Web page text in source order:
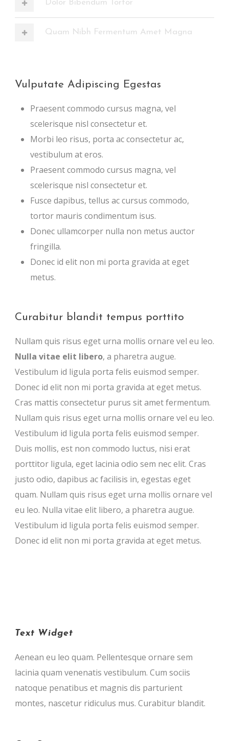
Dolor Bibendum Tortor
Quam Nibh Fermentum Amet Magna
Vulputate Adipiscing Egestas
Praesent commodo cursus magna, vel
scelerisque nisl consectetur et.
Morbi leo risus, porta ac consectetur ac,
vestibulum at eros.
Praesent commodo cursus magna, vel
scelerisque nisl consectetur et.
Fusce dapibus, tellus ac cursus commodo,
tortor mauris condimentum isus.
Donec ullamcorper nulla non metus auctor
fringilla.
Donec id elit non mi porta gravida at eget
metus.
Curabitur blandit tempus porttito
Nullam quis risus eget urna mollis ornare vel eu leo.
Nulla vitae elit libero, a pharetra augue.
Vestibulum id ligula porta felis euismod semper.
Donec id elit non mi porta gravida at eget metus.
Cras mattis consectetur purus sit amet fermentum.
Nullam quis risus eget urna mollis ornare vel eu leo.
Vestibulum id ligula porta felis euismod semper.
Duis mollis, est non commodo luctus, nisi erat
porttitor ligula, eget lacinia odio sem nec elit. Cras
justo odio, dapibus ac facilisis in, egestas eget
quam. Nullam quis risus eget urna mollis ornare vel
eu leo. Nulla vitae elit libero, a pharetra augue.
Vestibulum id ligula porta felis euismod semper.
Donec id elit non mi porta gravida at eget metus.
Text Widget
Aenean eu leo quam. Pellentesque ornare sem
lacinia quam venenatis vestibulum. Cum sociis
natoque penatibus et magnis dis parturient
montes, nascetur ridiculus mus. Curabitur blandit.